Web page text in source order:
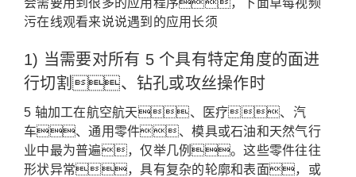
会需要用到很多的应用程序，下面草莓视频
污在线观看来说说遇到的应用长须
1) 当需要对所有 5 个具有特定角度的面进
行切割、钻孔或攻丝操作时
5 轴加工在航空航天、医疗、汽
车、通用零件、模具或石油和天然气行
业中最为普遍，仅举几例。这些零件往往
形状异常，具有复杂的轮廓和表面，或